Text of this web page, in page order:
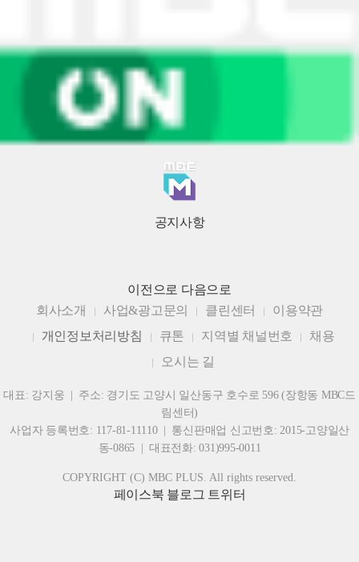
공지사항
이전으로 다음으로
회사소개
사업&광고문의 클린센터
이용약관
개인정보처리방침
큐톤 지역별 채널번호
채용
오시는 길
대표: 강지웅 | 주소: 경기도 고양시 일산동구 호수로 596 (장항동 MBC드
림센터)
사업자 등록번호: 117-81-11110 | 통신판매업 신고번호: 2015-고양일산
동-0865 | 대표전화: 031)995-0011
COPYRIGHT (C) MBC PLUS. All rights reserved.
페이스북 블로그 트위터